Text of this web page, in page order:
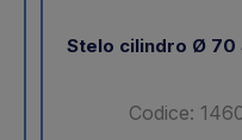
Stelo cilindro Ø 70
Codice: